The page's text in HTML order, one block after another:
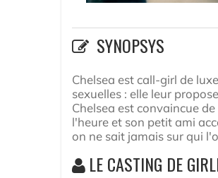
SYNOPSYS
Chelsea est call-girl de
sexuelles : elle leur
Chelsea est convaincue
l'heure et son petit ami
on ne sait jamais sur qui
LE CASTING DE